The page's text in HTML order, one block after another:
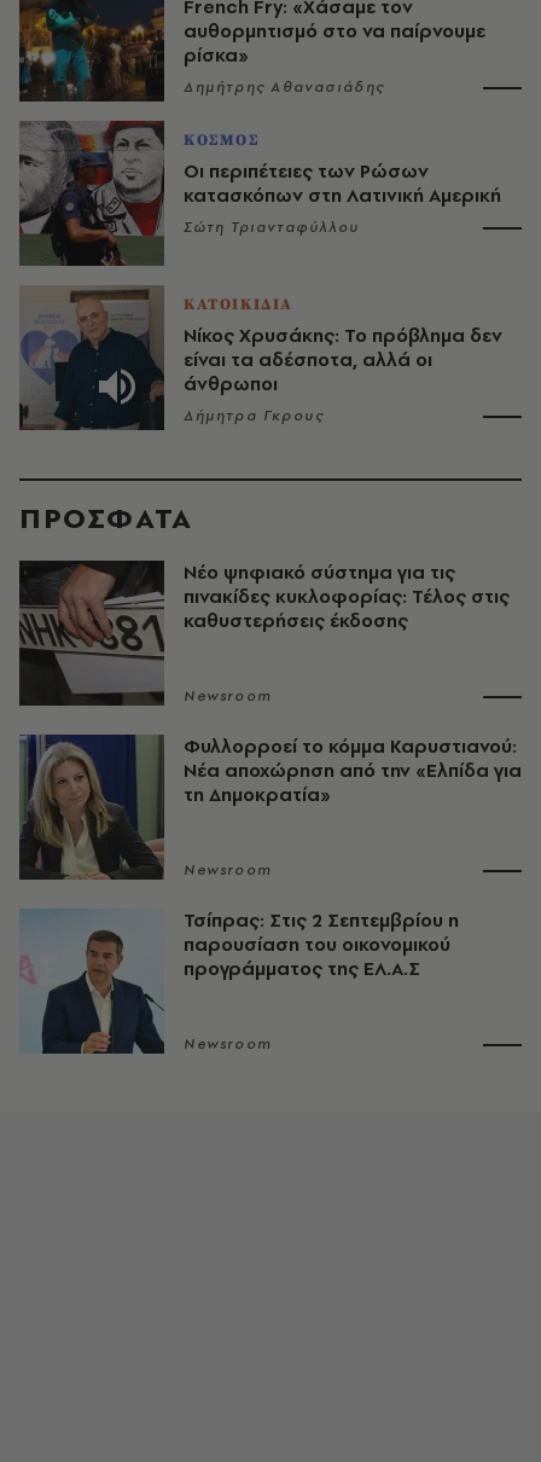
French Fry: «Χάσαμε τον
αυθορμητισμό στο να παίρνουμε
ρίσκα»
Δημήτρης Αθανασιάδης
ΚΟΣΜΟΣ
Οι περιπέτειες των Ρώσων
κατασκόπων στη Λατινική Αμερική
Σώτη Τριανταφύλλου
ΚΑΤΟΙΚΙΔΙΑ
Νίκος Χρυσάκης: Το πρόβλημα δεν
είναι τα αδέσποτα, αλλά οι
άνθρωποι
Δήμητρα Γκρους
ΠΡΟΣΦΑΤΑ
Νέο ψηφιακό σύστημα για τις
πινακίδες κυκλοφορίας: Τέλος στις
καθυστερήσεις έκδοσης
Newsroom
Φυλλορροεί το κόμμα Καρυστιανού:
Νέα αποχώρηση από την «Ελπίδα για
τη Δημοκρατία»
Newsroom
Τσίπρας: Στις 2 Σεπτεμβρίου η
παρουσίαση του οικονομικού
προγράμματος της ΕΛ.Α.Σ
Newsroom